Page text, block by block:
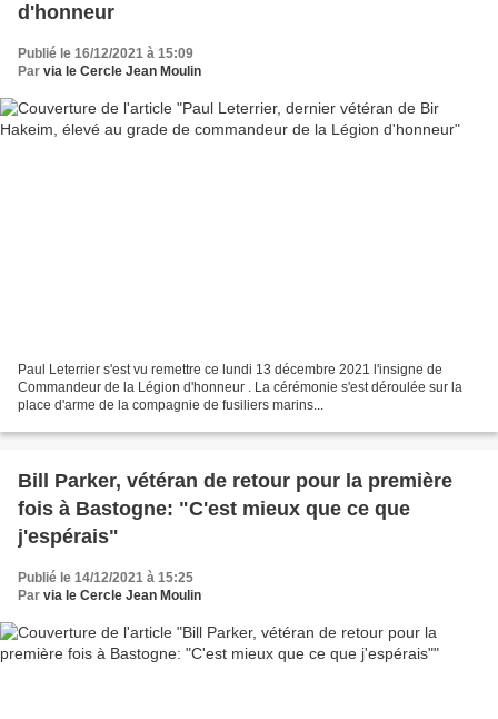
d'honneur
Publié le 16/12/2021 à 15:09
Par via le Cercle Jean Moulin
Paul Leterrier s'est vu remettre ce lundi 13 décembre 2021 l'insigne de
Commandeur de la Légion d'honneur . La cérémonie s'est déroulée sur la
place d'arme de la compagnie de fusiliers marins...
Bill Parker, vétéran de retour pour la première
fois à Bastogne: "C'est mieux que ce que
j'espérais"
Publié le 14/12/2021 à 15:25
Par via le Cercle Jean Moulin